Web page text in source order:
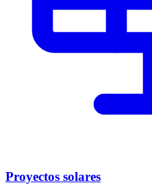
Proyectos solares